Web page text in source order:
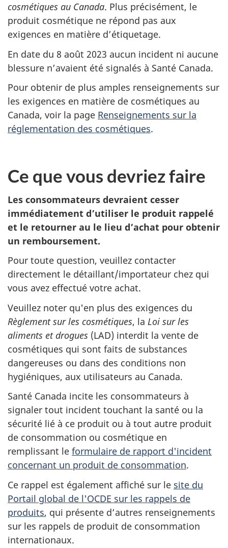
cosmétiques au Canada. Plus précisément, le
produit cosmétique ne répond pas aux
exigences en matière d’étiquetage.
En date du 8 août 2023 aucun incident ni aucune
blessure n’avaient été signalés à Santé Canada.
Pour obtenir de plus amples renseignements sur
les exigences en matière de cosmétiques au
Canada, voir la page Renseignements sur la
réglementation des cosmétiques.
Ce que vous devriez faire
Les consommateurs devraient cesser
immédiatement d’utiliser le produit rappelé
et le retourner au le lieu d’achat pour obtenir
un remboursement.
Pour toute question, veuillez contacter
directement le détaillant/importateur chez qui
vous avez effectué votre achat.
Veuillez noter qu'en plus des exigences du
Règlement sur les cosmétiques, la Loi sur les
aliments et drogues (LAD) interdit la vente de
cosmétiques qui sont faits de substances
dangereuses ou dans des conditions non
hygiéniques, aux utilisateurs au Canada.
Santé Canada incite les consommateurs à
signaler tout incident touchant la santé ou la
sécurité lié à ce produit ou à tout autre produit
de consommation ou cosmétique en
remplissant le formulaire de rapport d'incident
concernant un produit de consommation.
Ce rappel est également affiché sur le site du
Portail global de l'OCDE sur les rappels de
produits, qui présente d’autres renseignements
sur les rappels de produit de consommation
internationaux.